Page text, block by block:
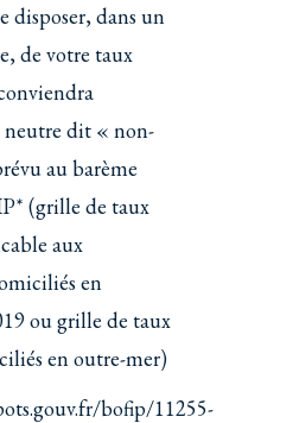
disposer, dans un
de votre taux
dit « non-
au barème
(grille de taux
aux
en
ou grille de taux
en outre-mer)
bofip/11255-